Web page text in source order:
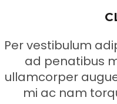
Per vestibulum
ad penatibus
ullamcorper
mi ac nam